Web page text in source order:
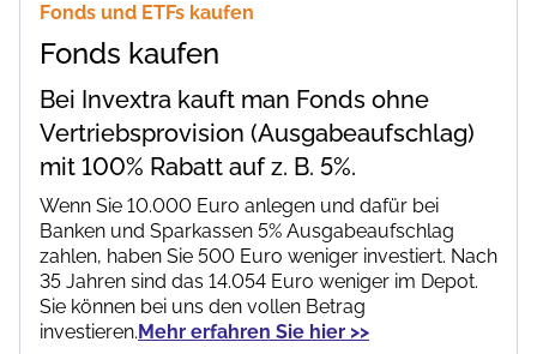
Fonds und ETFs kaufen
Fonds kaufen
Bei Invextra kauft man Fonds ohne
Vertriebsprovision (Ausgabeaufschlag)
mit 100% Rabatt auf z. B. 5%.
Wenn Sie 10.000 Euro anlegen und dafür bei
Banken und Sparkassen 5% Ausgabeaufschlag
zahlen, haben Sie 500 Euro weniger investiert. Nach
35 Jahren sind das 14.054 Euro weniger im Depot.
Sie können bei uns den vollen Betrag
investieren.Mehr erfahren Sie hier >>